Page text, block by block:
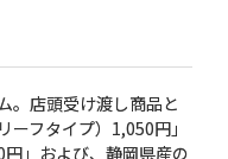
。店頭受け渡し商品と
ーフタイプ）1,050円」
円」および、静岡県産の